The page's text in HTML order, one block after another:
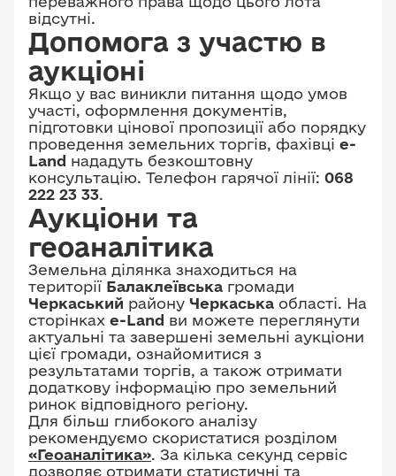
відсутні.
Допомога з участю в
аукціоні
Якщо у вас виникли питання щодо умов
участі, оформлення документів,
підготовки цінової пропозиції або порядку
проведення земельних торгів, фахівці e-
Land нададуть безкоштовну
консультацію. Телефон гарячої лінії: 068
222 23 33.
Аукціони та
геоаналітика
Земельна ділянка знаходиться на
території Балаклеївська громади
Черкаський району Черкаська області. На
сторінках e-Land ви можете переглянути
актуальні та завершені земельні аукціони
цієї громади, ознайомитися з
результатами торгів, а також отримати
додаткову інформацію про земельний
ринок відповідного регіону.
Для більш глибокого аналізу
рекомендуємо скористатися розділом
«Геоаналітика». За кілька секунд сервіс
дозволяє отримати статистичні та